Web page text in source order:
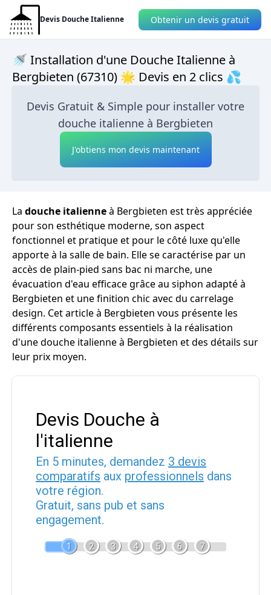
Devis Douche Italienne Obtenir un devis gratuit
🚿 Installation d'une Douche Italienne à
Bergbieten (67310) 🌟 Devis en 2 clics 💦
Devis Gratuit & Simple pour installer votre
douche italienne à Bergbieten
J'obtiens mon devis maintenant
La douche italienneà Bergbieten est très appréciée
pour son esthétique moderne, son aspect
fonctionnel et pratique et pour le côté luxe qu'elle
apporte à la salle de bain. Elle se caractérise par un
accès de plain-pied sans bac ni marche, une
évacuation d'eau efficace grâce au siphon adapté à
Bergbieten et une finition chic avec du carrelage
design. Cet article à Bergbieten vous présente les
différents composants essentiels à la réalisation
d'une douche italienne à Bergbieten et des détails sur
leur prix moyen.
Devis Douche à
l'italienne
En 5 minutes, demandez 3 devis
comparatifs aux professionnels dans
votre région.
Gratuit, sans pub et sans
engagement.
1 2 3 4 5 6 7